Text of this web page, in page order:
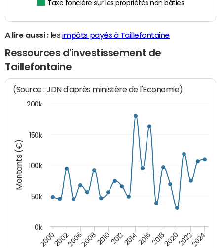
Taxe foncière sur les propriétés non bâties
A lire aussi :les impôts payés à Taillefontaine
Ressources d'investissement de
Taillefontaine
Montants (€)
(Source : JDN d'après ministère de l'Economie)
200020022006200820102012201420162018202020222024
0k
50k
100k
150k
200k